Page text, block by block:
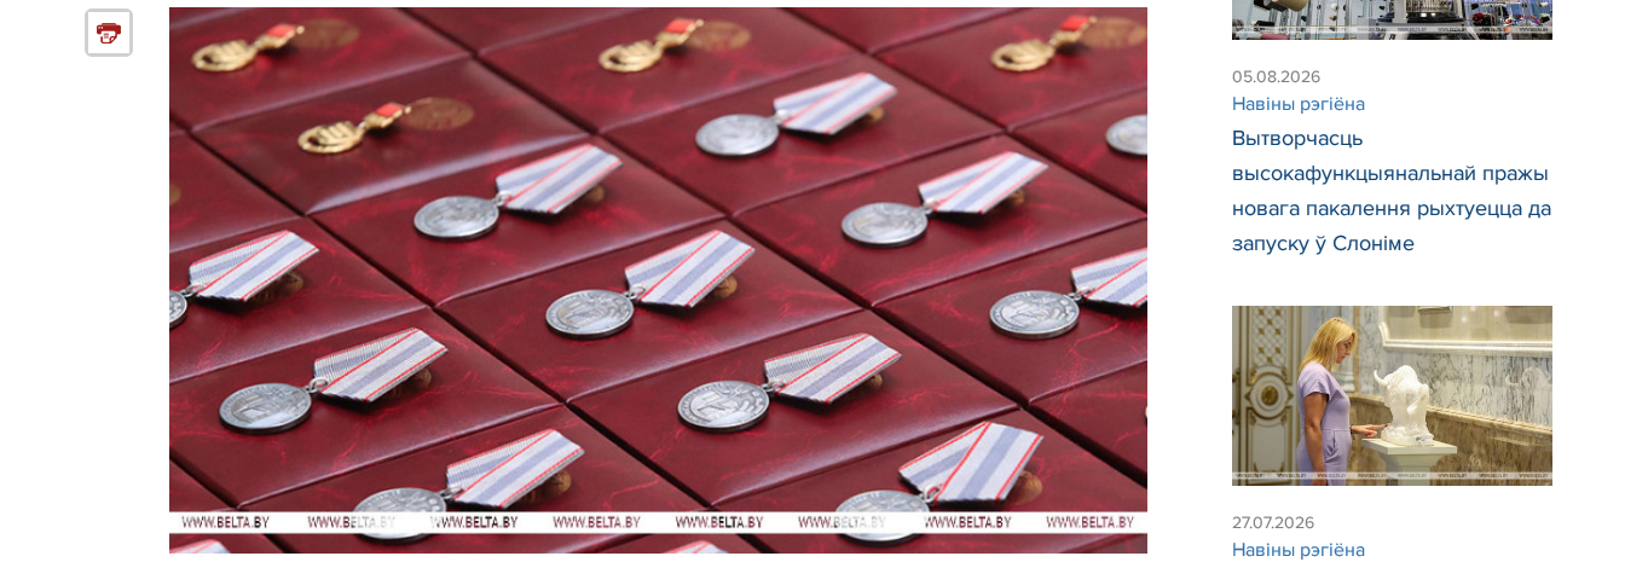
05.08.2026
Навiны рэгiёна
Вытворчасць
высокафункцыянальнай пражы
новага пакалення рыхтуецца да
запуску ў Слоніме
27.07.2026
Навiны рэгiёна